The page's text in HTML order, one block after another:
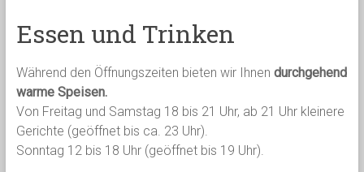
Essen und Trinken
Während den Öffnungszeiten bieten wir Ihnen durchgehend
warme Speisen.
Von Freitag und Samstag 18 bis 21 Uhr, ab 21 Uhr kleinere
Gerichte (geöffnet bis ca. 23 Uhr).
Sonntag 12 bis 18 Uhr (geöffnet bis 19 Uhr).